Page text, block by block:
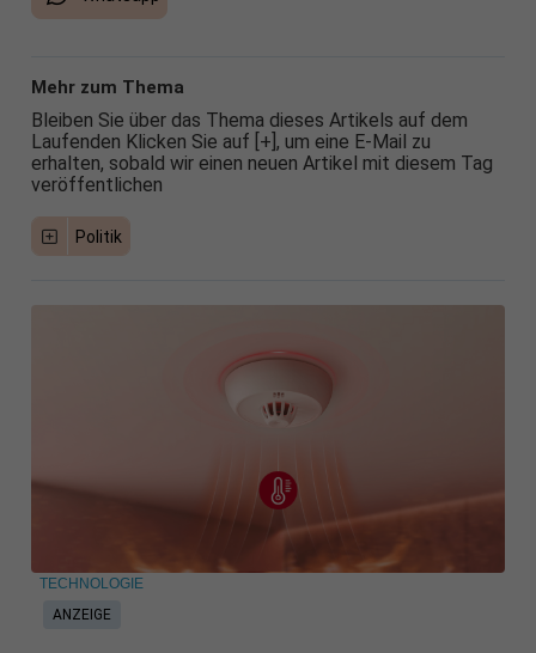
Mehr zum Thema
Bleiben Sie über das Thema dieses Artikels auf dem
Laufenden Klicken Sie auf [+], um eine E-Mail zu
erhalten, sobald wir einen neuen Artikel mit diesem Tag
veröffentlichen
Politik
ANZEIGE
TECHNOLOGIE